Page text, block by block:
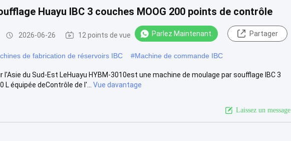
Huayu IBC 3 couches MOOG 200 points de contrôle
2026-06-26 12 points de vue Parlez Maintenant. Partager
de fabrication de réservoirs IBC #Machine de commande IBC
du Sud-Est LeHuayu HYBM-3010est une machine de moulage par soufflage IBC 3
équipée deContrôle de l'...
Vue davantage
Laissez un message.